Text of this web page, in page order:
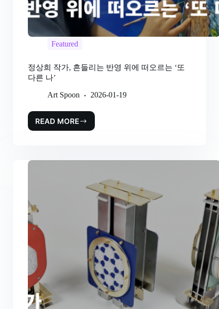
Featured
정상희 작가, 흔들리는 반영 위에 떠오르는 ‘또
다른 나’
Art Spoon 2026-01-19
READ MORE